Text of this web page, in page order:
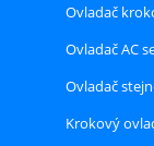
uzavřenou
Ovladač
motoru
Ovladač AC
Ovladač
servomotoru
Krokový